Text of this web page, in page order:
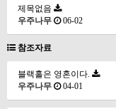
제목없음
우주나무
06-02
참조자료
블랙홀은 영혼이다.
우주나무
04-01